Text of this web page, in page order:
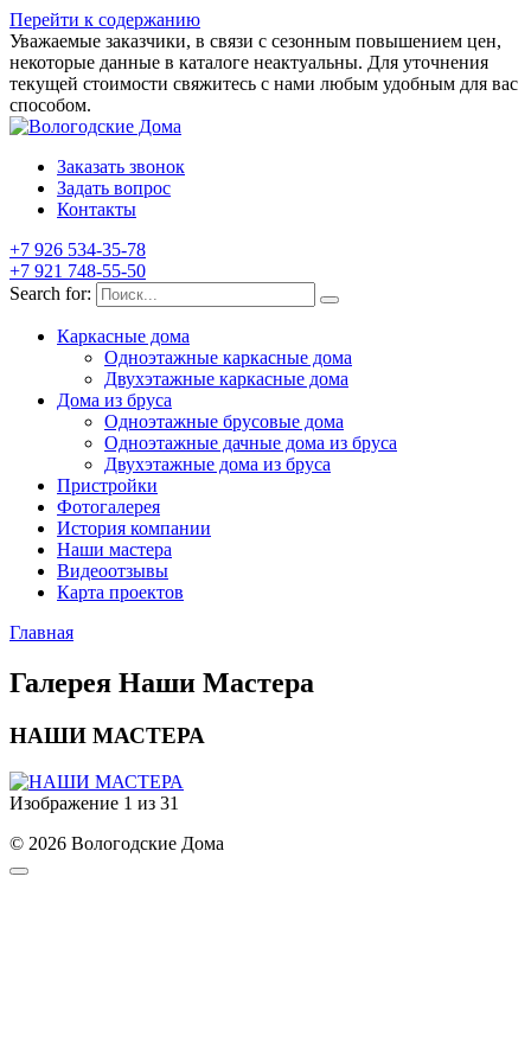
Перейти к содержанию
Уважаемые заказчики, в связи с сезонным повышением цен,
некоторые данные в каталоге неактуальны. Для уточнения
текущей стоимости свяжитесь с нами любым удобным для вас
способом.
Заказать звонок
Задать вопрос
Контакты
+7 926 534-35-78
+7 921 748-55-50
Search for:
Каркасные дома
Одноэтажные каркасные дома
Двухэтажные каркасные дома
Дома из бруса
Одноэтажные брусовые дома
Одноэтажные дачные дома из бруса
Двухэтажные дома из бруса
Пристройки
Фотогалерея
История компании
Наши мастера
Видеоотзывы
Карта проектов
Главная
Галерея Наши Мастера
НАШИ МАСТЕРА
Изображение 1 из 31
© 2026 Вологодские Дома